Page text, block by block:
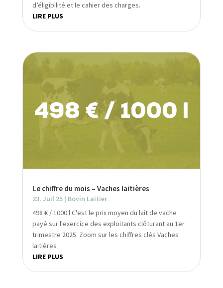
d’éligibilité et le cahier des charges.
LIRE PLUS
Le chiffre du mois – Vaches laitières
23. Juil 25| Bovin Laitier
498 € / 1000 l C'est le prix moyen du lait de vache
payé sur l'exercice des exploitants clôturant au 1er
trimestre 2025. Zoom sur les chiffres clés Vaches
laitières
LIRE PLUS